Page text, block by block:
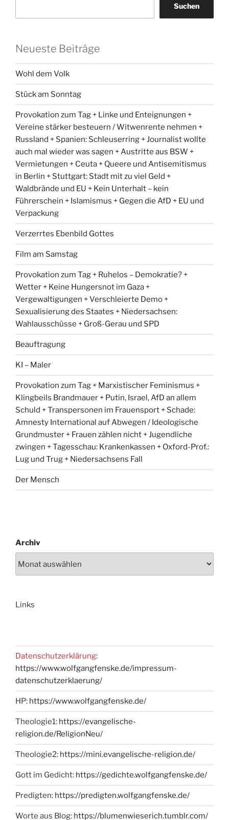
Suchen
Neueste Beiträge
Wohl dem Volk
Stück am Sonntag
Provokation zum Tag + Linke und Enteignungen +
Vereine stärker besteuern / Witwenrente nehmen +
Russland + Spanien: Schleuserring + Journalist wollte
auch mal wieder was sagen + Austritte aus BSW +
Vermietungen + Ceuta + Queere und Antisemitismus
in Berlin + Stuttgart: Stadt mit zu viel Geld +
Waldbrände und EU + Kein Unterhalt – kein
Führerschein + Islamismus + Gegen die AfD + EU und
Verpackung
Verzerrtes Ebenbild Gottes
Film am Samstag
Provokation zum Tag + Ruhelos – Demokratie? +
Wetter + Keine Hungersnot im Gaza +
Vergewaltigungen + Verschleierte Demo +
Sexualisierung des Staates + Niedersachsen:
Wahlausschüsse + Groß-Gerau und SPD
Beauftragung
KI – Maler
Provokation zum Tag + Marxistischer Feminismus +
Klingbeils Brandmauer + Putin, Israel, AfD an allem
Schuld + Transpersonen im Frauensport + Schade:
Amnesty International auf Abwegen / Ideologische
Grundmuster + Frauen zählen nicht + Jugendliche
zwingen + Tagesschau: Krankenkassen + Oxford-Prof.:
Lug und Trug + Niedersachsens Fall
Der Mensch
Archiv
Links
Datenschutzerklärung:
https://www.wolfgangfenske.de/impressum-
datenschutzerklaerung/
HP: https://www.wolfgangfenske.de/
Theologie1: https://evangelische-
religion.de/ReligionNeu/
Theologie2: https://mini.evangelische-religion.de/
Gott im Gedicht: https://gedichte.wolfgangfenske.de/
Predigten: https://predigten.wolfgangfenske.de/
Worte aus Blog: https://blumenwieserich.tumblr.com/